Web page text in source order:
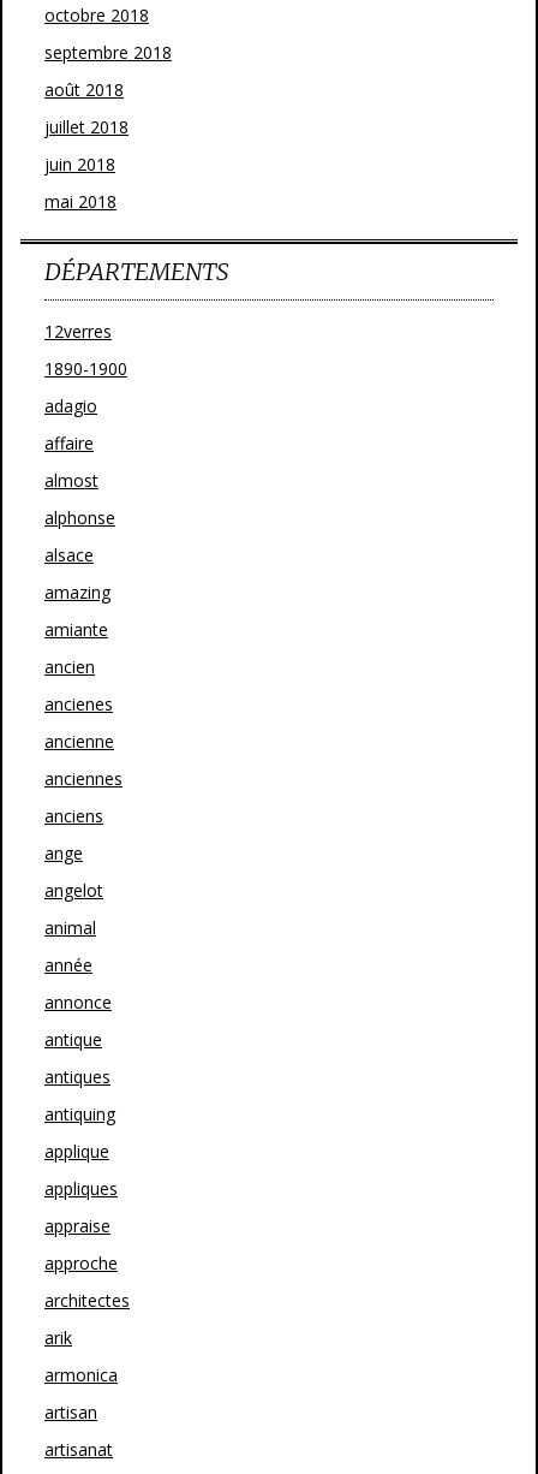
octobre 2018
septembre 2018
août 2018
juillet 2018
juin 2018
mai 2018
DÉPARTEMENTS
12verres
1890-1900
adagio
affaire
almost
alphonse
alsace
amazing
amiante
ancien
ancienes
ancienne
anciennes
anciens
ange
angelot
animal
année
annonce
antique
antiques
antiquing
applique
appliques
appraise
approche
architectes
arik
armonica
artisan
artisanat